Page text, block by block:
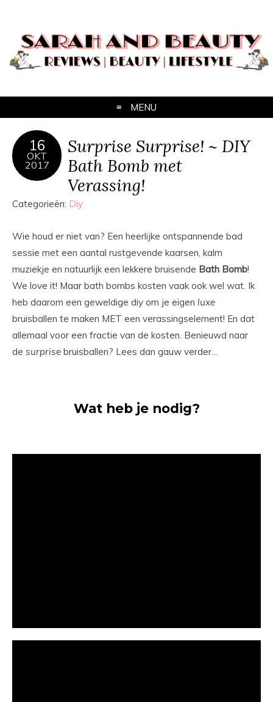
MENU
16
OKT
2017
Surprise Surprise! ~ DIY
Bath Bomb met
Verassing!
Categorieën: Diy
Wie houd er niet van? Een heerlijke ontspannende bad
sessie met een aantal rustgevende kaarsen, kalm
muziekje en natuurlijk een lekkere bruisende Bath Bomb!
We love it! Maar bath bombs kosten vaak ook wel wat. Ik
heb daarom een geweldige diy om je eigen luxe
bruisballen te maken MET een verassingselement! En dat
allemaal voor een fractie van de kosten. Benieuwd naar
de surprise bruisballen? Lees dan gauw verder…
Wat heb je nodig?